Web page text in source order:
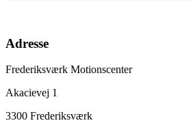
Adresse
Frederiksværk Motionscenter
Akacievej 1
3300 Frederiksværk